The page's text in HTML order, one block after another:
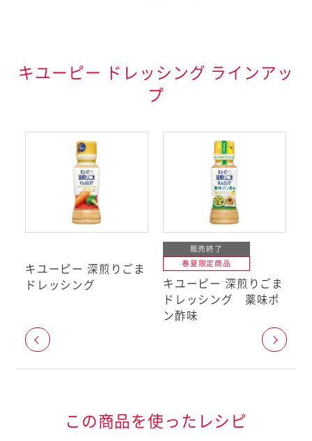
取り扱い店舗検索について
一部、検索できない商品がございます。
事前にご了承いただいた店舗のみ掲載
しております。また、閉店や移転など、
店舗の情報が最新ではないことがあり
育児食の店舗はお客様相談室にお問い
合わせください。
特定原材料に準ずるも
うち、アーモンドを除
しています。（2019年
せん。準備が整い次第変更し
が定める
キユーピー ドレッシング ラインアッ
プ
キユーピー 深煎りごま
ドレッシング
販売終了
春夏限定商品
キユーピー 深煎りごま
ドレッシング 薬味ポ
ン酢味
この商品を使ったレシピ